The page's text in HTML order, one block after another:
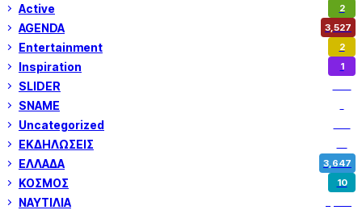
Active 2
AGENDA 3,527
Entertainment 2
Inspiration 1
SLIDER
SNAME
Uncategorized
ΕΚΔΗΛΩΣΕΙΣ
ΕΛΛΑΔΑ 3,647
ΚΟΣΜΟΣ 10
ΝΑΥΤΙΛΙΑ